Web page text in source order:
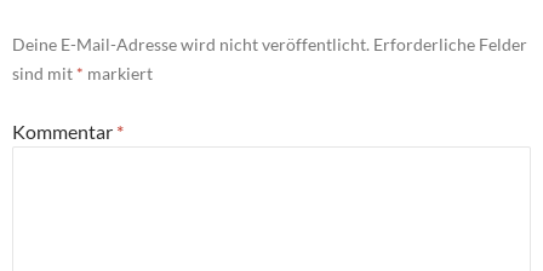
Deine E-Mail-Adresse wird nicht veröffentlicht. Erforderliche Felder
sind mit * markiert
Kommentar *